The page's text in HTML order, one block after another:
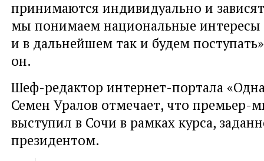
принимаются индивидуально и
мы понимаем национальные интересы
и в дальнейшем так и будем
он.
Шеф-редактор интернет-портала «
Семен Уралов отмечает, что премьер-
выступил в Сочи в рамках курса,
президентом.